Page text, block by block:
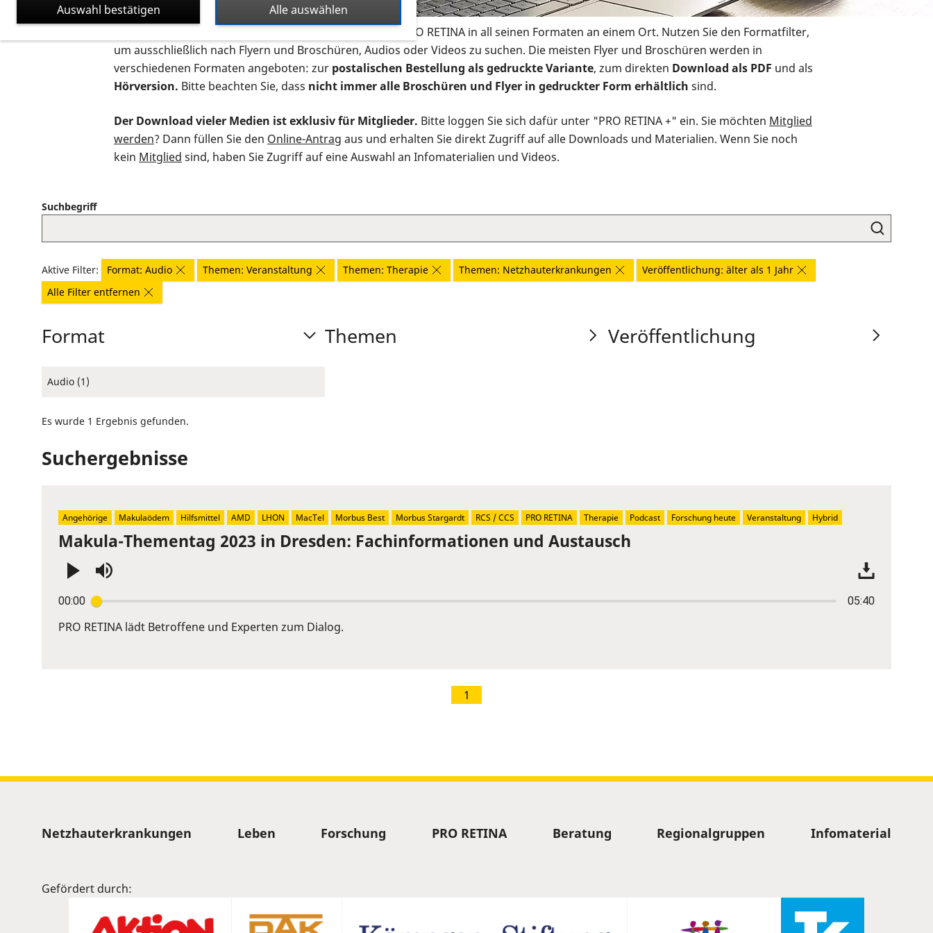
Auf dieser Seite finden Sie sämtliches Infomaterial der PRO RETINA in all seinen Formaten an einem Ort. Nutzen Sie den Formatfilter,
um ausschließlich nach Flyern und Broschüren, Audios oder Videos zu suchen. Die meisten Flyer und Broschüren werden in
verschiedenen Formaten angeboten: zur postalischen Bestellung als gedruckte Variante, zum direkten Download als PDF und als
Hörversion. Bitte beachten Sie, dass nicht immer alle Broschüren und Flyer in gedruckter Form erhältlich sind.
Der Download vieler Medien ist exklusiv für Mitglieder. Bitte loggen Sie sich dafür unter "PRO RETINA +" ein. Sie möchten Mitglied
werden? Dann füllen Sie den Online-Antrag aus und erhalten Sie direkt Zugriff auf alle Downloads und Materialien. Wenn Sie noch
kein Mitglied sind, haben Sie Zugriff auf eine Auswahl an Infomaterialien und Videos.
Suchbegriff
Aktive Filter: Format: Audio Themen: Veranstaltung Themen: Therapie Themen: Netzhauterkrankungen
Veröffentlichung: älter als 1 Jahr
Alle Filter entfernen
Format
Audio (1)
Themen Veröffentlichung
Es wurde 1 Ergebnis gefunden.
Suchergebnisse
Makula-Thementag 2023 in Dresden: Fachinformationen und Austausch
00:00 05:40
Enter
or
PRO RETINA lädt Betroffene und Experten zum Dialog.
Angehörige Makulaödem Hilfsmittel AMD LHON MacTel Morbus Best Morbus Stargardt RCS / CCS PRO RETINA Therapie Podcast Forschung heute Veranstaltung Hybrid
1
Sitemap
Netzhauterkrankungen Leben Forschung PRO RETINA Beratung Regionalgruppen Infomaterial
Gefördert durch:
Alle auswählen
Auswahl bestätigen